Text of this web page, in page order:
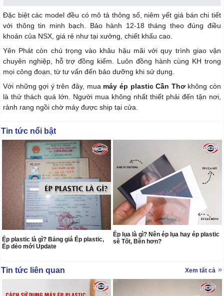
Đặc biệt các model đều có mô tả thông số, niêm yết giá bán chi tiết
với thông tin minh bạch. Bảo hành 12-18 tháng theo đúng điều
khoản của NSX, giá rẻ như tại xưởng, chiết khấu cao.
Yên Phát còn chú trọng vào khâu hậu mãi với quy trình giao vận
chuyên nghiệp, hỗ trợ đồng kiểm. Luôn đồng hành cùng KH trong
mọi công đoạn, từ tư vấn đến bảo dưỡng khi sử dụng.
Với những gợi ý trên đây, mua máy ép plastic Cần Thơkhông còn
là thử thách quá lớn. Người mua không nhất thiết phải đến tận nơi,
rảnh rang ngồi chờ máy được ship tại cửa.
Tin tức nổi bật
Ép plastic là gì? Bảng giá Ép plastic,
Ép dẻo mới Update
Ép lụa là gì? Nên ép lụa hay ép plastic
sẽ Tốt, Bền hơn?
Tin tức liên quan Xem tất cả